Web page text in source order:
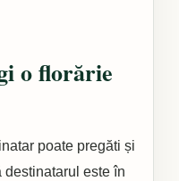
o florărie
poate pregăti și
destinatarul este în